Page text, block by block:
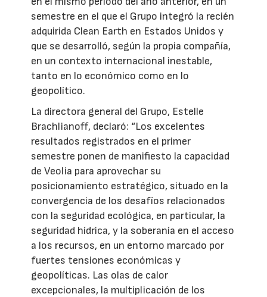
semestre en el que el Grupo integró la recién
adquirida Clean Earth en Estados Unidos y
que se desarrolló, según la propia compañía,
en un contexto internacional inestable,
tanto en lo económico como en lo
geopolítico.
La directora general del Grupo, Estelle
Brachlianoff, declaró: “Los excelentes
resultados registrados en el primer
semestre ponen de manifiesto la capacidad
de Veolia para aprovechar su
posicionamiento estratégico, situado en la
convergencia de los desafíos relacionados
con la seguridad ecológica, en particular, la
seguridad hídrica, y la soberanía en el acceso
a los recursos, en un entorno marcado por
fuertes tensiones económicas y
geopolíticas. Las olas de calor
excepcionales, la multiplicación de los